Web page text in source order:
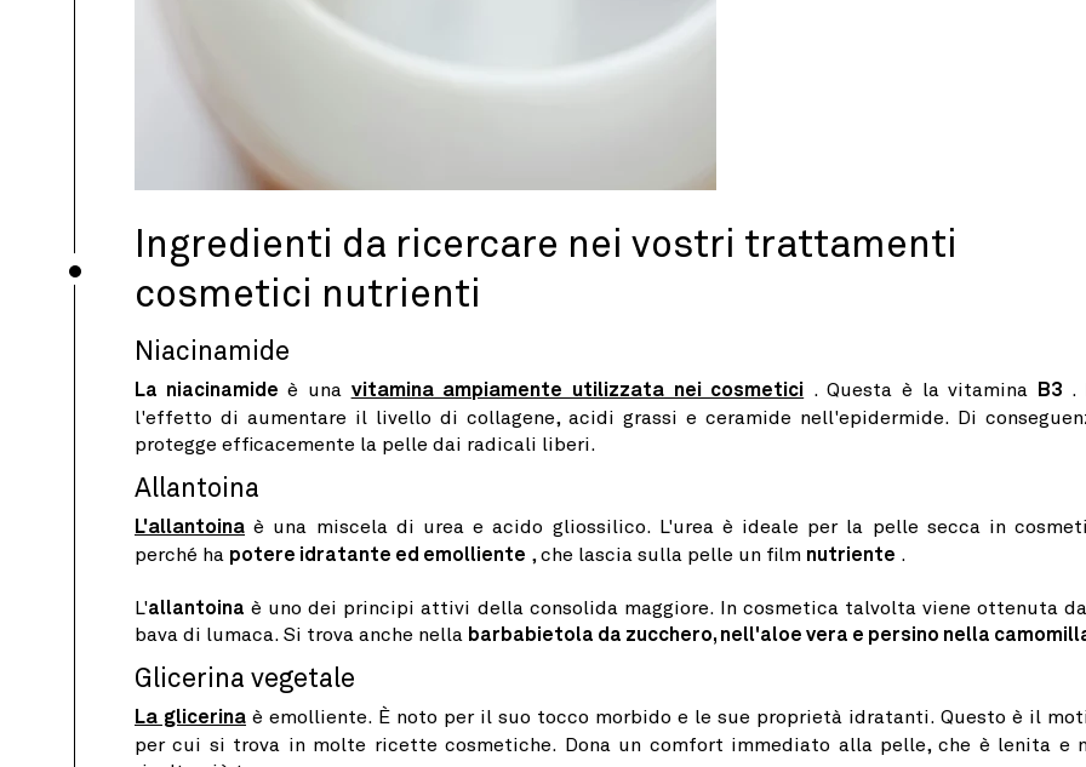
Ingredienti da ricercare nei vostri trattamenti
cosmetici nutrienti
Niacinamide
La niacinamide è una vitamina ampiamente utilizzata nei cosmetici . Questa è la vitamina B3 .
l'effetto di aumentare il livello di collagene, acidi grassi e ceramide nell'epidermide. Di
protegge efficacemente la pelle dai radicali liberi.
Allantoina
L'allantoina è una miscela di urea e acido gliossilico. L'urea è ideale per la pelle secca in
perché ha potere idratante ed emolliente , che lascia sulla pelle un film nutriente .
L'allantoina è uno dei principi attivi della consolida maggiore. In cosmetica talvolta viene ottenuta
bava di lumaca. Si trova anche nella barbabietola da zucchero, nell'aloe vera e persino nella
Glicerina vegetale
La glicerina è emolliente. È noto per il suo tocco morbido e le sue proprietà idratanti. Questo è il
per cui si trova in molte ricette cosmetiche. Dona un comfort immediato alla pelle, che è lenita e